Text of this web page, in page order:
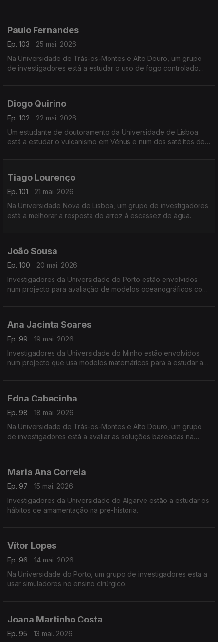
Paulo Fernandes
Ep. 103
25 mai. 2026
Na Universidade de Trás-os-Montes e Alto Douro, um grupo
de investigadores está a estudar o uso de fogo controlado
Diogo Quirino
Ep. 102
22 mai. 2026
Um estudante de doutoramento da Universidade de Lisboa
está a estudar o vulcanismo em Vénus e num dos satélites de
Tiago Lourenço
Ep. 101
21 mai. 2026
Na Universidade Nova de Lisboa, um grupo de investigadores
está a melhorar a resposta do arroz à escassez de água.
João Sousa
Ep. 100
20 mai. 2026
Investigadores da Universidade do Porto estão envolvidos
num projecto para avaliação de modelos oceanográficos com
Ana Jacinta Soares
Ep. 99
19 mai. 2026
Investigadores da Universidade do Minho estão envolvidos
num projecto que usa modelos matemáticos para a estudar a
Edna Cabecinha
Ep. 98
18 mai. 2026
Na Universidade de Trás-os-Montes e Alto Douro, um grupo
de investigadores está a avaliar as soluções baseadas na
Maria Ana Correia
Ep. 97
15 mai. 2026
Investigadores da Universidade do Algarve estão a estudar os
hábitos de amamentação na pré-história.
Vítor Lopes
Ep. 96
14 mai. 2026
Na Universidade do Porto, um grupo de investigadores está a
usar simuladores no ensino cirúrgico.
Joana Martinho Costa
Ep. 95 13 mai. 2026